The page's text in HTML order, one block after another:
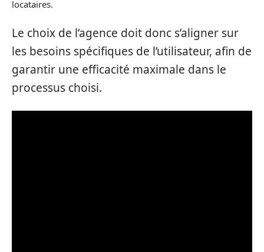
locataires.
Le choix de l’agence doit donc s’aligner sur
les besoins spécifiques de l’utilisateur, afin de
garantir une efficacité maximale dans le
processus choisi.